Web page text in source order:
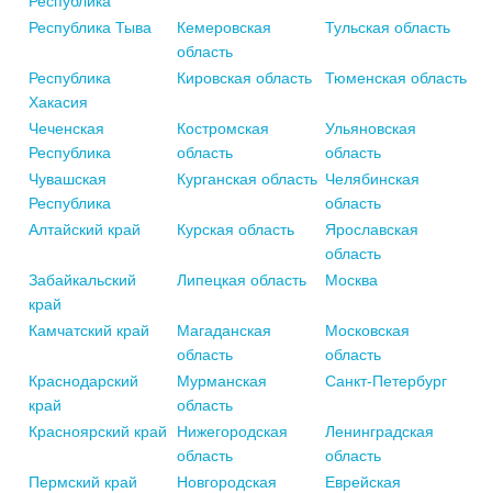
Республика Тыва
Кемеровская
область
Тульская область
Республика
Хакасия
Кировская область Тюменская область
Чеченская
Республика
Костромская
область
Ульяновская
область
Чувашская
Республика
Курганская область Челябинская
область
Алтайский край
Курская область
Ярославская
область
Забайкальский
край
Липецкая область Москва
Камчатский край
Магаданская
область
Московская
область
Краснодарский
край
Мурманская
область
Санкт-Петербург
Красноярский край
Нижегородская
область
Ленинградская
область
Пермский край
Новгородская
Еврейская